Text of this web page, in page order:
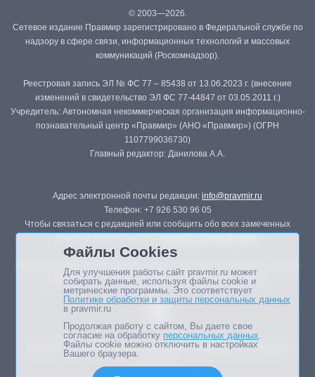
© 2003—2026.
Сетевое издание Правмир зарегистрировано в Федеральной службе по
надзору в сфере связи, информационных технологий и массовых
коммуникаций (Роскомнадзор).
Реестровая запись ЭЛ № ФС 77 – 85438 от 13.06.2023 г. (внесение
изменений в свидетельство ЭЛ ФС 77-44847 от 03.05.2011 г.)
Учредитель: Автономная некоммерческая организация информационно-
познавательный центр «Правмир» (АНО «Правмир») (ОГРН
1107799036730)
Главный редактор: Данилова А.А.
Адрес электронной почты редакции: info@pravmir.ru
Телефон: +7 926 530 96 05
Чтобы связаться с редакцией или сообщить обо всех замеченных
Републикация материалов сайта в печатных изданиях (книгах, прессе)
возможна только с письменного разрешения редакции.
Мнение авторов статей портала может не совпадать с позицией
Файлы Cookies
Для улучшения работы сайт pravmir.ru может
собирать данные, используя файлы cookie и
метрические программы. Это соответствует
Политике обработки и защиты персональных данных
в pravmir.ru
Продолжая работу с сайтом, Вы даете свое
согласие на обработку персональных данных.
Файлы cookie можно отключить в настройках
Вашего браузера.